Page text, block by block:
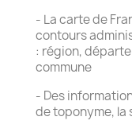
- La carte de
contours
: région,
commune
- Des
de toponyme, la